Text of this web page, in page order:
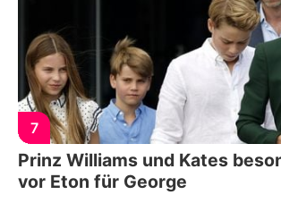
7
Prinz Williams und Kates
vor Eton für George